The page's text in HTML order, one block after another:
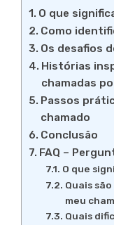
O que
Como
Os desafios
Histórias
chamadas
Passos
chamado
Conclusão
FAQ –
O que
Quais
meu
Quais